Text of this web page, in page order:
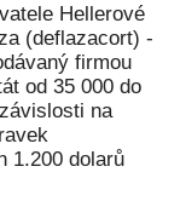
Hellerové
(deflazacort) -
firmou
od 35 000 do
na
1.200 dolarů